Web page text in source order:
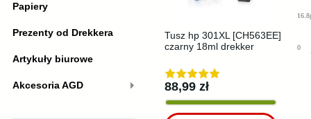
Tusz hp 301XL [CH563EE]
czarny 18ml drekker
88,99 zł
0
Papiery
Prezenty od Drekkera
Artykuły biurowe
Akcesoria AGD